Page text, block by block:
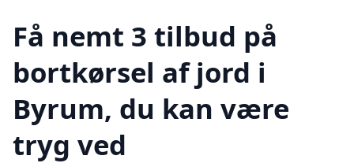
Få nemt 3 tilbud på
bortkørsel af jord i
Byrum, du kan være
tryg ved